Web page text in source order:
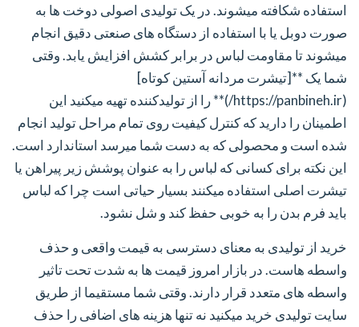
استفاده شکافته میشوند. در یک تولیدی اصولی دوخت ها به
صورت دوبل یا با استفاده از دستگاه های صنعتی دقیق انجام
میشوند تا مقاومت لباس در برابر کشش افزایش یابد. وقتی
شما یک **[تیشرت مردانه آستین کوتاه]
(https://panbineh.ir/)** را از تولیدکننده تهیه میکنید این
اطمینان را دارید که کنترل کیفیت روی تمام مراحل تولید انجام
شده است و محصولی که به دست شما میرسد استاندارد است.
این نکته برای کسانی که لباس را به عنوان پوشش زیر پیراهن یا
تیشرت اصلی استفاده میکنند بسیار حیاتی است چرا که لباس
باید فرم بدن را به خوبی حفظ کند و شل نشود.
خرید از تولیدی به معنای دسترسی به قیمت واقعی و حذف
واسطه هاست. در بازار امروز قیمت ها به شدت تحت تاثیر
واسطه های متعدد قرار دارند. وقتی شما مستقیما از طریق
سایت تولیدی خرید میکنید نه تنها هزینه های اضافی را حذف